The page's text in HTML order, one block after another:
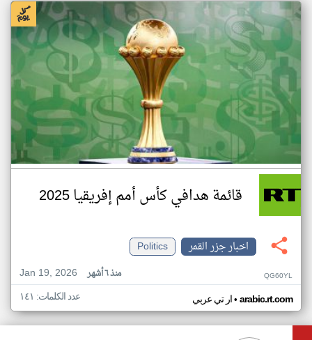
قائمة هدافي كأس أمم إفريقيا 2025
اخبار جزر القمر
Politics
Jan 19, 2026
منذ ٦ أشهر QG60YL
ار تي عربي• arabic.rt.com عدد الكلمات: ١٤١